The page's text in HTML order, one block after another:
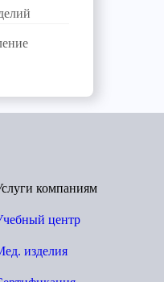
компаниям
центр
изделия